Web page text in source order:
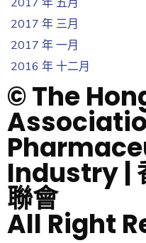
2017 年 三月
2017 年 一月
2016 年 十二月
© The
Industry |
聯會
All Right